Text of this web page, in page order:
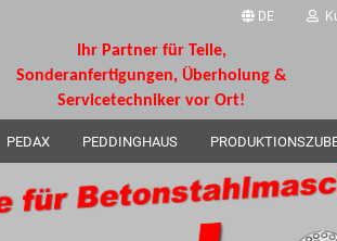
DE
Sprache auswählen
Lieferland
Ihr Partner für Teile,
Sonderanfertigungen, Überholung &
Servicetechniker vor Ort!
PEDAX PEDDINGHAUS